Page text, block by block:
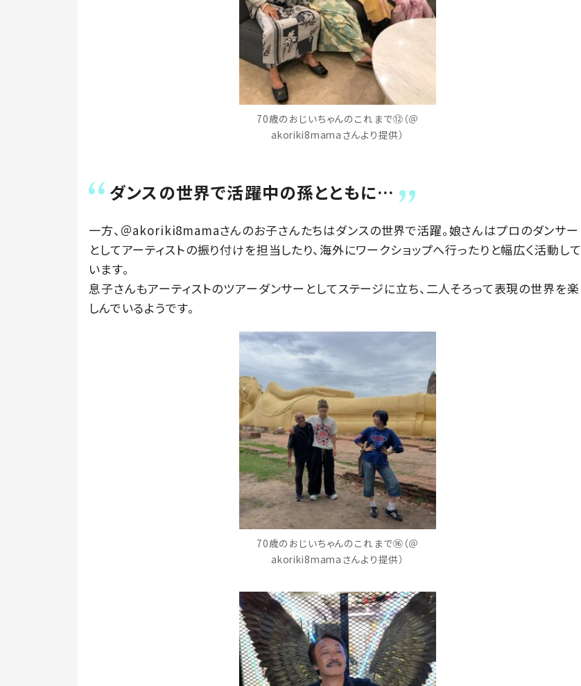
70歳のおじいちゃんのこれまで⑫（＠
akoriki8mamaさんより提供）
ダンスの世界で活躍中の孫とともに…
一方、＠akoriki8mamaさんのお子さんたちはダンスの世界で活躍。娘さんはプロのダンサー
としてアーティストの振り付けを担当したり、海外にワークショップへ行ったりと幅広く活動して
います。
息子さんもアーティストのツアーダンサーとしてステージに立ち、二人そろって表現の世界を楽
しんでいるようです。
70歳のおじいちゃんのこれまで⑯（＠
akoriki8mamaさんより提供）